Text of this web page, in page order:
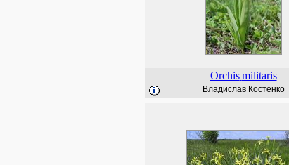
Orchis militaris
Владислав Костенко